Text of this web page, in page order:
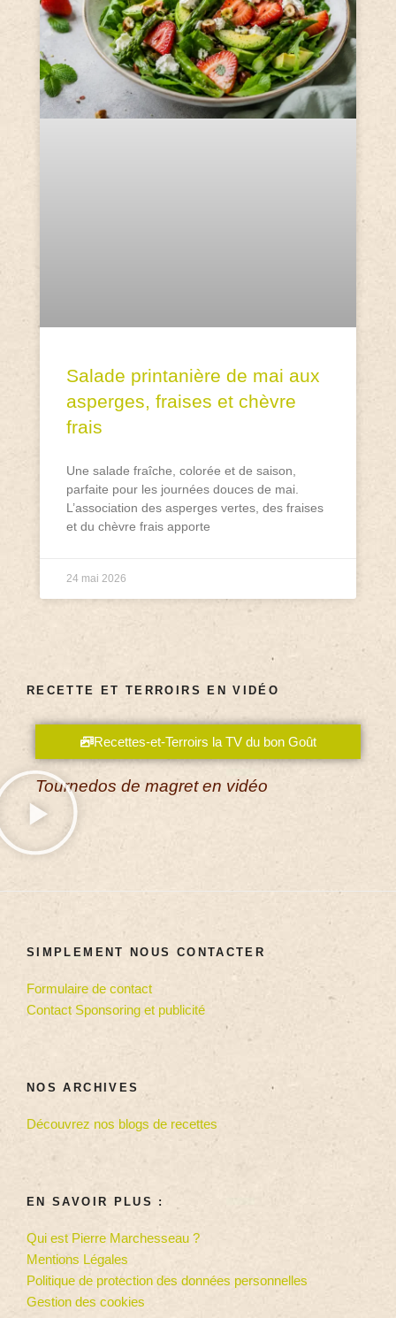
Salade printanière de mai aux
asperges, fraises et chèvre
frais
Une salade fraîche, colorée et de saison,
parfaite pour les journées douces de mai.
L’association des asperges vertes, des fraises
et du chèvre frais apporte
24 mai 2026
RECETTE ET TERROIRS EN VIDÉO
Recettes-et-Terroirs la TV du bon Goût
Tournedos de magret en vidéo
SIMPLEMENT NOUS CONTACTER
Formulaire de contact
Contact Sponsoring et publicité
NOS ARCHIVES
Découvrez nos blogs de recettes
EN SAVOIR PLUS :
Qui est Pierre Marchesseau ?
Mentions Légales
Politique de protection des données personnelles
Gestion des cookies